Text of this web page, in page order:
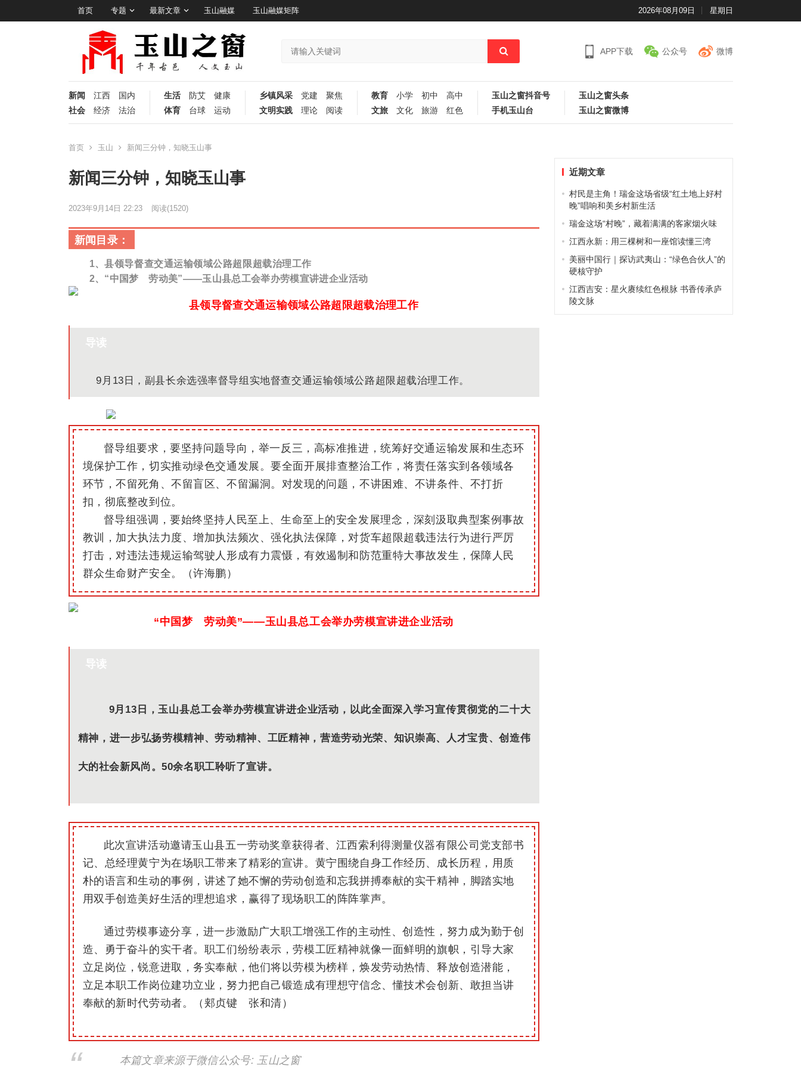
首页 专题 最新文章 玉山融媒 玉山融媒矩阵 2026年08月09日 星期日
APP下载 公众号 微博
新闻 江西
国内
社会
经济 法治
生活 防艾
健康
体育
台球 运动
乡镇风采 党建
聚焦
文明实践
理论 阅读
教育 小学 初中
高中
文旅
文化 旅游 红色
玉山之窗抖音号
手机玉山台
玉山之窗头条
玉山之窗微博
首页 玉山 ​​新闻三分钟，知晓玉山事
​​新闻三分钟，知晓玉山事
2023年9月14日 22:23 阅读(1520)
新闻目录：
1、县领导督查交通运输领域公路超限超载治理工作
2、“中国梦 劳动美”——玉山县总工会举办劳模宣讲进企业活动
县领导督查交通运输领域公路超限超载治理工作
导读
9月13日，副县长余选强率督导组实地督查交通运输领域公路超限超载治理工作。
督导组要求，要坚持问题导向，举一反三，高标准推进，统筹好交通运输发展和生态环
境保护工作，切实推动绿色交通发展。要全面开展排查整治工作，将责任落实到各领域各
环节，不留死角、不留盲区、不留漏洞。对发现的问题，不讲困难、不讲条件、不打折
扣，彻底整改到位。
督导组强调，要始终坚持人民至上、生命至上的安全发展理念，深刻汲取典型案例事故
教训，加大执法力度、增加执法频次、强化执法保障，对货车超限超载违法行为进行严厉
打击，对违法违规运输驾驶人形成有力震慑，有效遏制和防范重特大事故发生，保障人民
群众生命财产安全。（许海鹏）
“中国梦 劳动美”——玉山县总工会举办劳模宣讲进企业活动
导读
9月13日，玉山县总工会举办劳模宣讲进企业活动，以此全面深入学习宣传贯彻党的二十大
精神，进一步弘扬劳模精神、劳动精神、工匠精神，营造劳动光荣、知识崇高、人才宝贵、创造伟
大的社会新风尚。50余名职工聆听了宣讲。
此次宣讲活动邀请玉山县五一劳动奖章获得者、江西索利得测量仪器有限公司党支部书
记、总经理黄宁为在场职工带来了精彩的宣讲。黄宁围绕自身工作经历、成长历程，用质
朴的语言和生动的事例，讲述了她不懈的劳动创造和忘我拼搏奉献的实干精神，脚踏实地
用双手创造美好生活的理想追求，赢得了现场职工的阵阵掌声。
通过劳模事迹分享，进一步激励广大职工增强工作的主动性、创造性，努力成为勤于创
造、勇于奋斗的实干者。职工们纷纷表示，劳模工匠精神就像一面鲜明的旗帜，引导大家
立足岗位，锐意进取，务实奉献，他们将以劳模为榜样，焕发劳动热情、释放创造潜能，
立足本职工作岗位建功立业，努力把自己锻造成有理想守信念、懂技术会创新、敢担当讲
奉献的新时代劳动者。（郏贞键 张和清）
本篇文章来源于微信公众号: 玉山之窗
近期文章
村民是主角！瑞金这场省级“红土地上好村
晚”唱响和美乡村新生活
瑞金这场“村晚”，藏着满满的客家烟火味
江西永新：用三棵树和一座馆读懂三湾
美丽中国行｜探访武夷山：“绿色合伙人”的
硬核守护
江西吉安：星火赓续红色根脉 书香传承庐
陵文脉